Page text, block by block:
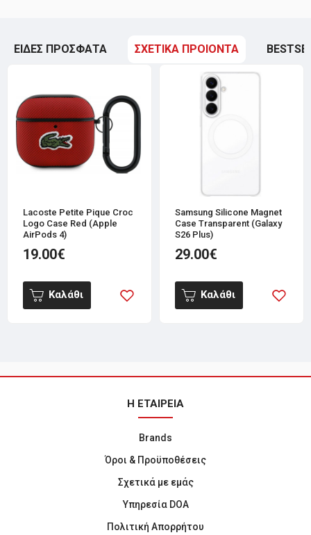
ΕΙΔΕΣ ΠΡΟΣΦΑΤΑ ΣΧΕΤΙΚΑ ΠΡΟΙΟΝΤΑ
Lacoste Petite Pique Croc
Logo Case Red (Apple
AirPods 4)
19.00€
Καλάθι
Samsung Silicone Magnet
Case Transparent (Galaxy
S26 Plus)
29.00€
Καλάθι
Η ΕΤΑΙΡΕΙΑ
Brands
Όροι & Προϋποθέσεις
Σχετικά με εμάς
Υπηρεσία DOA
Πολιτική Απορρήτου